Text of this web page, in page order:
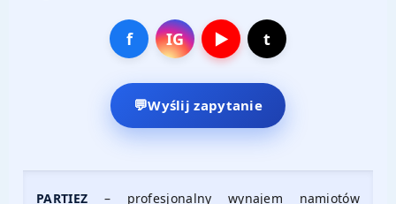
f IG ▶ t
Wyślij zapytanie
PARTIEZ – profesjonalny wynajem namiotów